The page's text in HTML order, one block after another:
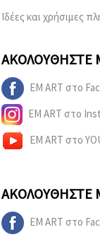
Ιδέες και χρήσιμες
ΑΚΟΛΟΥΘΉΣΤΕ
EM ART στο
EM ART στο
EM ART στο
ΑΚΟΛΟΥΘΉΣΤΕ
EM ART στο